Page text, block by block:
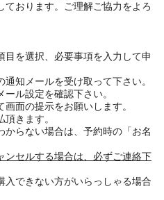
ております。ご理解ご協力をよろ
目を選択、必要事項を入力して申
知メールを受け取って下さい。
ル設定を確認下さい。
面の提示をお願いします。
きます。
らない場合は、予約時の「お名
セルする場合は、必ずご連絡下
できない方がいらっしゃる場合